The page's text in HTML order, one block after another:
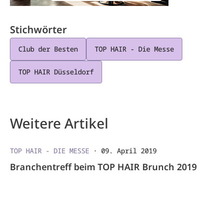
Stichwörter
Club der Besten TOP HAIR - Die Messe
TOP HAIR Düsseldorf
Weitere Artikel
TOP HAIR - DIE MESSE · 09. April 2019
Branchentreff beim TOP HAIR Brunch 2019